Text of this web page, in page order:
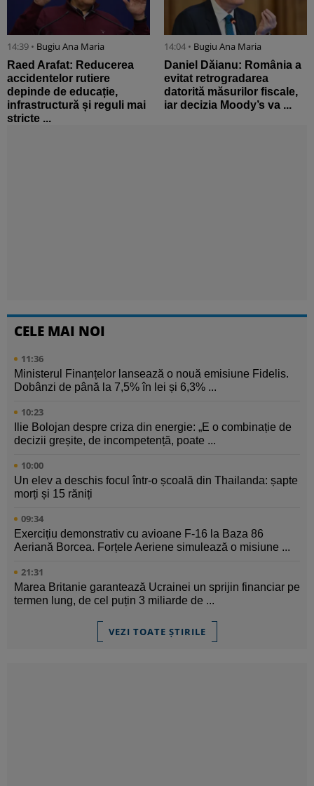
14:39 • Bugiu ⁠Ana Maria
Raed Arafat: Reducerea
accidentelor rutiere
depinde de educație,
infrastructură și reguli mai
stricte ...
14:04 • Bugiu ⁠Ana Maria
Daniel Dăianu: România a
evitat retrogradarea
datorită măsurilor fiscale,
iar decizia Moody’s va ...
CELE MAI NOI
11:36
Ministerul Finanțelor lansează o nouă emisiune Fidelis.
Dobânzi de până la 7,5% în lei și 6,3% ...
10:23
Ilie Bolojan despre criza din energie: „E o combinație de
decizii greșite, de incompetență, poate ...
10:00
Un elev a deschis focul într-o școală din Thailanda: șapte
morți și 15 răniți
09:34
Exercițiu demonstrativ cu avioane F-16 la Baza 86
Aeriană Borcea. Forțele Aeriene simulează o misiune ...
21:31
Marea Britanie garantează Ucrainei un sprijin financiar pe
termen lung, de cel puțin 3 miliarde de ...
VEZI TOATE ȘTIRILE